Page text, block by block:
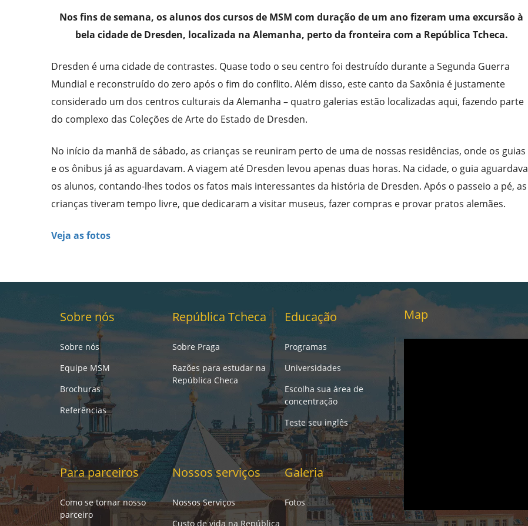
Nos fins de semana, os alunos dos cursos de MSM com duração de um ano fizeram uma excursão à
bela cidade de Dresden, localizada na Alemanha, perto da fronteira com a República Tcheca.
Dresden é uma cidade de contrastes. Quase todo o seu centro foi destruído durante a Segunda Guerra
Mundial e reconstruído do zero após o fim do conflito. Além disso, este canto da Saxônia é justamente
considerado um dos centros culturais da Alemanha – quatro galerias estão localizadas aqui, fazendo parte
do complexo das Coleções de Arte do Estado de Dresden.
No início da manhã de sábado, as crianças se reuniram perto de uma de nossas residências, onde os guias
e os ônibus já as aguardavam. A viagem até Dresden levou apenas duas horas. Na cidade, o guia aguardava
os alunos, contando-lhes todos os fatos mais interessantes da história de Dresden. Após o passeio a pé, as
crianças tiveram tempo livre, que dedicaram a visitar museus, fazer compras e provar pratos alemães.
Veja as fotos
Sobre nós
Sobre nós
Equipe MSM
Brochuras
Referências
República Tcheca
Sobre Praga
Razões para estudar na
República Checa
Educação
Programas
Universidades
Escolha sua área de
concentração
Teste seu inglês
Para parceiros
Como se tornar nosso
parceiro
Nossos serviços
Nossos Serviços
Custo de vida na República
Galeria
Fotos
Map